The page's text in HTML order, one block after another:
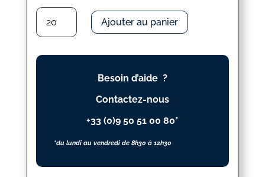
quantité
TOURBILLON
DE
Ajouter au panier
Besoin d’aide ?
Contactez-nous
+33 (0)9 50 51 00 80*
*du lundi au vendredi de 8h30 à 12h30